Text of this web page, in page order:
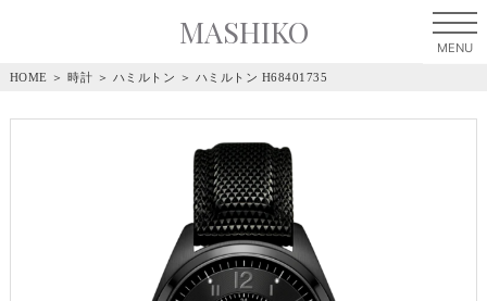
MASHIKO
HOME ＞ 時計 ＞ ハミルトン ＞ ハミルトン H68401735